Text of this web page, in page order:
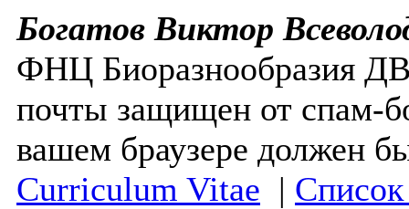
Богатов Виктор
ФНЦ Биоразнообразия
почты защищен от спам-
вашем браузере должен
Curriculum Vitae |